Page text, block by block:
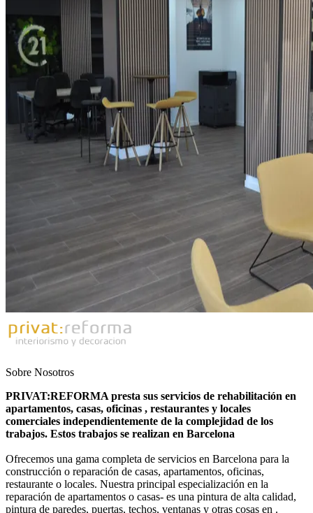
Sobre Nosotros
PRIVAT:REFORMA presta sus servicios de rehabilitación en
apartamentos, casas, oficinas , restaurantes y locales
comerciales independientemente de la complejidad de los
trabajos. Estos trabajos se realizan en Barcelona
Ofrecemos una gama completa de servicios en Barcelona para la
construcción o reparación de casas, apartamentos, oficinas,
restaurante o locales. Nuestra principal especialización en la
reparación de apartamentos o casas- es una pintura de alta calidad,
pintura de paredes, puertas, techos, ventanas y otras cosas en .